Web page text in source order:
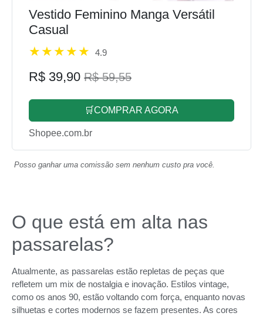
Vestido Feminino Manga Versátil
Casual
4.9
R$ 39,90 R$ 59,55
🛒COMPRAR AGORA
Shopee.com.br
Posso ganhar uma comissão sem nenhum custo pra você.
O que está em alta nas
passarelas?
Atualmente, as passarelas estão repletas de peças que
refletem um mix de nostalgia e inovação. Estilos vintage,
como os anos 90, estão voltando com força, enquanto novas
silhuetas e cortes modernos se fazem presentes. As cores